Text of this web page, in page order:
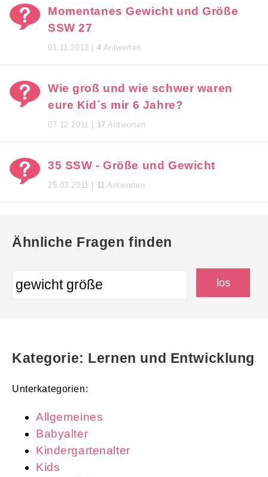
Momentanes Gewicht und Größe
SSW 27
01.11.2012 | 4 Antworten
Wie groß und wie schwer waren
eure Kid´s mir 6 Jahre?
07.12.2011 | 17 Antworten
35 SSW - Größe und Gewicht
25.03.2011 | 11 Antworten
Ähnliche Fragen finden
Kategorie: Lernen und Entwicklung
Unterkategorien:
Allgemeines
Babyalter
Kindergartenalter
Kids